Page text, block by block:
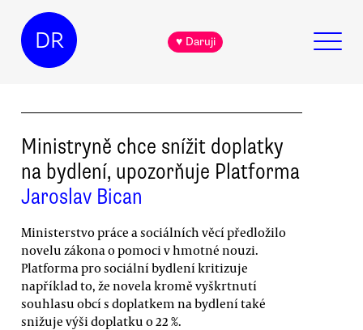
DR ♥ Daruji
Ministryně chce snížit doplatky
na bydlení, upozorňuje Platforma
Jaroslav Bican
Ministerstvo práce a sociálních věcí předložilo
novelu zákona o pomoci v hmotné nouzi.
Platforma pro sociální bydlení kritizuje
například to, že novela kromě vyškrtnutí
souhlasu obcí s doplatkem na bydlení také
snižuje výši doplatku o 22 %.